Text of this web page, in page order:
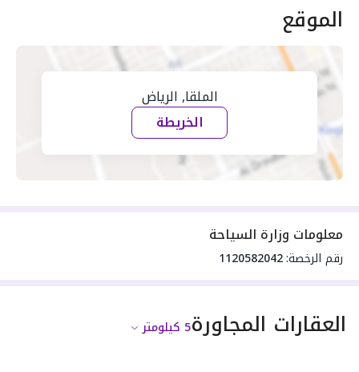
الموقع
الملقا, الرياض
الخريطة
معلومات وزارة السياحة
رقم الرخصة:1120582042
العقارات المجاورة5 كيلومتر